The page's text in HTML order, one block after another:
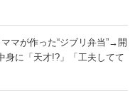
マが作った“ジブリ弁当”→開
に「天才!?」「工夫してて